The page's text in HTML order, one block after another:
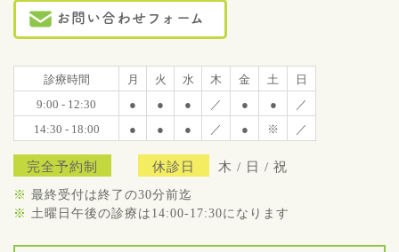
お問い合わせフォーム
診療時間 月 火 水 木 金 土
日
9:00 - 12:30
● ● ● ／ ● ●
／
14:30 - 18:00
● ● ● ／ ● ※ ／
完全予約制 休診日 木 / 日 / 祝
※ 最終受付は終了の30分前迄
※ 土曜日午後の診療は14:00-17:30になります